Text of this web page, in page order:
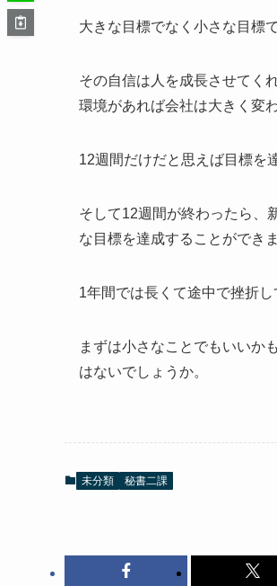
大きな目標でなく小さな目標
その自信は人を成長させてく
環境があれば会社は大きく変
12週間だけだと思えば目標を
そして12週間が終わったら、
な目標を達成することができま
1年間では長くて途中で挫折
まずは小さなことでもいいか
はないでしょうか。
未分類 秘書二課